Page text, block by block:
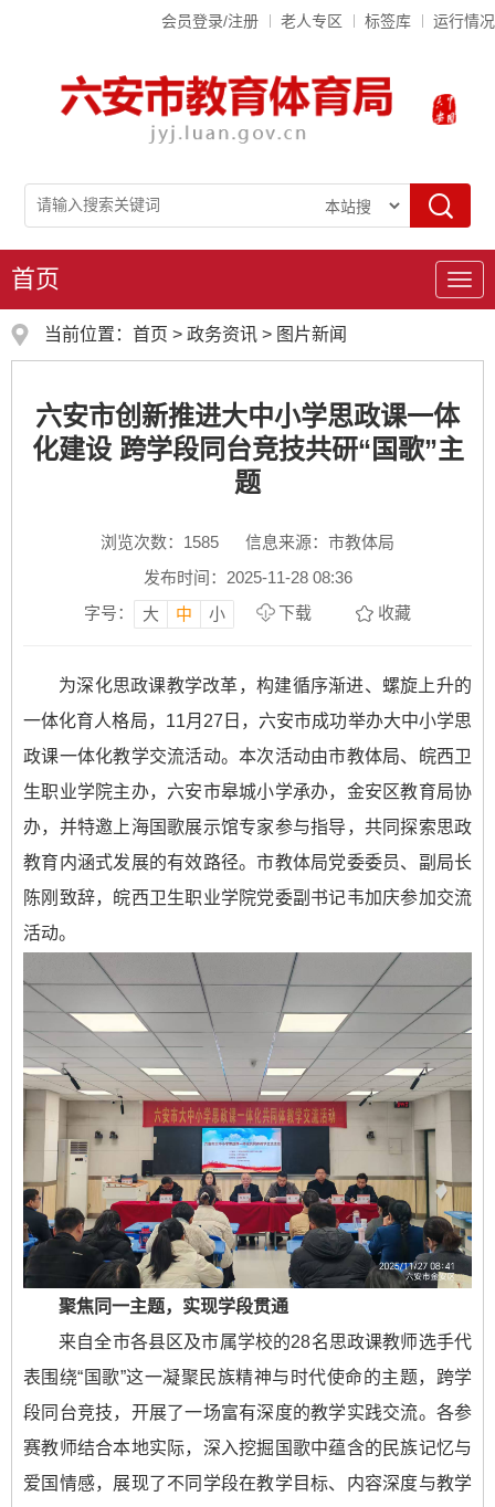
会员登录/注册 老人专区 标签库 运行情况
导
首页
当前位置： 首页 > 政务资讯 > 图片新闻
六安市创新推进大中小学思政课一体
化建设 跨学段同台竞技共研“国歌”主
题
浏览次数： 1585
信息来源：市教体局
发布时间：2025-11-28 08:36
字号：
大 中 小 下载 收藏
为深化思政课教学改革，构建循序渐进、螺旋上升的
一体化育人格局，11月27日，六安市成功举办大中小学思
政课一体化教学交流活动。本次活动由市教体局、皖西卫
生职业学院主办，六安市皋城小学承办，金安区教育局协
办，并特邀上海国歌展示馆专家参与指导，共同探索思政
教育内涵式发展的有效路径。市教体局党委委员、副局长
陈刚致辞，皖西卫生职业学院党委副书记韦加庆参加交流
活动。
聚焦同一主题，实现学段贯通
来自全市各县区及市属学校的28名思政课教师选手代
表围绕“国歌”这一凝聚民族精神与时代使命的主题，跨学
段同台竞技，开展了一场富有深度的教学实践交流。各参
赛教师结合本地实际，深入挖掘国歌中蕴含的民族记忆与
爱国情感，展现了不同学段在教学目标、内容深度与教学